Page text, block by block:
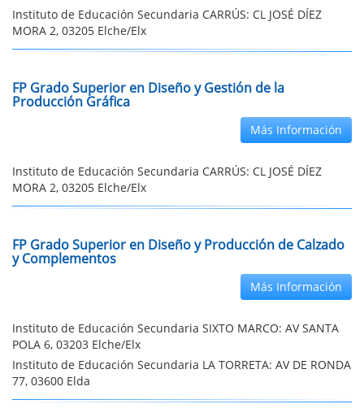
Instituto de Educación Secundaria CARRÚS: CL JOSÉ DÍEZ
MORA 2, 03205 Elche/Elx
FP Grado Superior en Diseño y Gestión de la
Producción Gráfica
Más Información
Instituto de Educación Secundaria CARRÚS: CL JOSÉ DÍEZ
MORA 2, 03205 Elche/Elx
FP Grado Superior en Diseño y Producción de Calzado
y Complementos
Más Información
Instituto de Educación Secundaria SIXTO MARCO: AV SANTA
POLA 6, 03203 Elche/Elx
Instituto de Educación Secundaria LA TORRETA: AV DE RONDA
77, 03600 Elda